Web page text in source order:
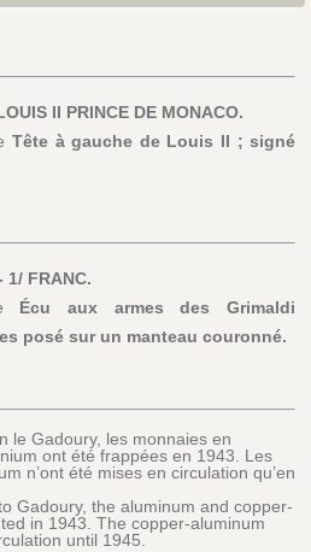
II PRINCE DE MONACO.
Tête à gauche de Louis II ; signé
1/ FRANC.
Écu aux armes des Grimaldi
posé sur un manteau couronné.
le Gadoury, les monnaies en
ont été frappées en 1943. Les
n’ont été mises en circulation qu’en
Gadoury, the aluminum and copper-
in 1943. The copper-aluminum
until 1945.